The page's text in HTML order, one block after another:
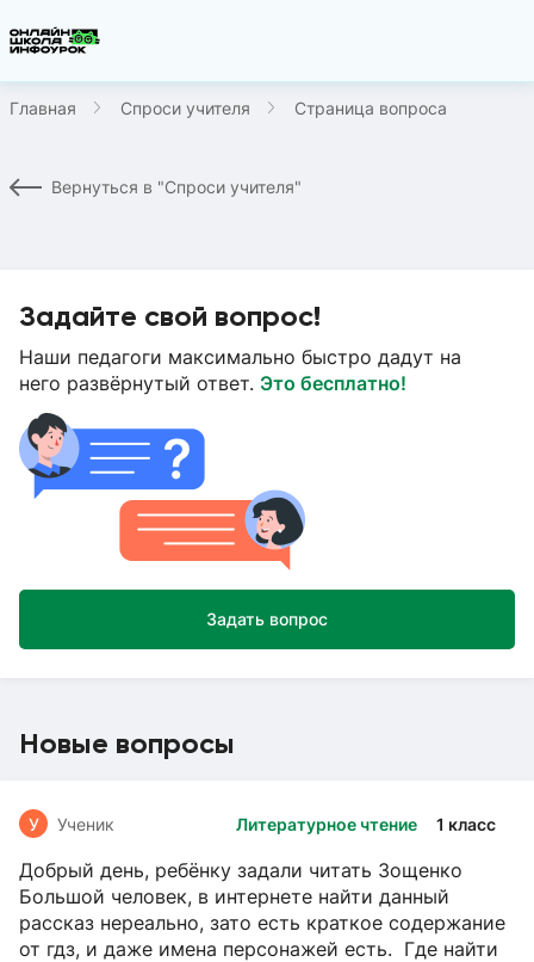
Главная Спроси учителя Страница вопроса
Вернуться в "Спроси учителя"
Задайте свой вопрос!
Наши педагоги максимально быстро дадут на
него развёрнутый ответ. Это бесплатно!
Задать вопрос
Новые вопросы
Литературное чтение 1 класс
У Ученик
Добрый день, ребёнку задали читать Зощенко
Большой человек, в интернете найти данный
рассказ нереально, зато есть краткое содержание
от гдз, и даже имена персонажей есть. Где найти